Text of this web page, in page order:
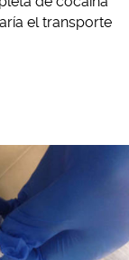
el transporte